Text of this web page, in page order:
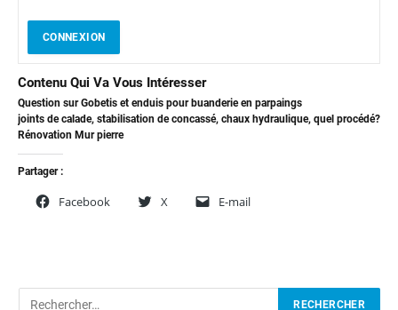
CONNEXION
Contenu Qui Va Vous Intéresser
Question sur Gobetis et enduis pour buanderie en parpaings
joints de calade, stabilisation de concassé, chaux hydraulique, quel procédé?
Rénovation Mur pierre
Partager :
Facebook X E-mail